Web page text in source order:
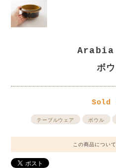
Arabia
ボ
Sold
テーブルウェア ボウル
この商品につい